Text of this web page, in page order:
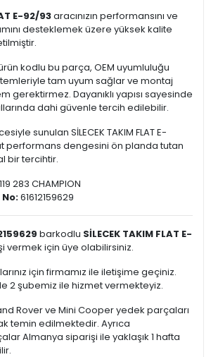
E-92/93aracınızın performansını ve
desteklemek üzere yüksek kalite
ürün kodlu bu parça, OEM uyumluluğu
tam uyum sağlar ve montaj
gerektirmez. Dayanıklı yapısı sayesinde
dahi güvenle tercih edilebilir.
sunulan SİLECEK TAKIM FLAT E-
performans dengesini ön planda tutan
bir tercihtir.
119 283 CHAMPION
61612159629
barkodlu SİLECEK TAKIM FLAT E-
vermek için üye olabilirsiniz.
için firmamız ile iletişime geçiniz.
2 şubemiz ile hizmet vermekteyiz.
Rover ve Mini Cooper yedek parçaları
temin edilmektedir. Ayrıca
Almanya siparişi ile yaklaşık 1 hafta